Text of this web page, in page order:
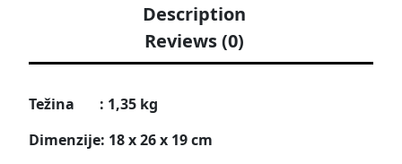
Description
Reviews (0)
Težina : 1,35 kg
Dimenzije: 18 x 26 x 19 cm